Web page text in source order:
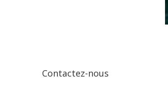
Contactez-nous